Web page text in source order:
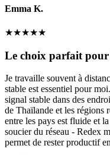
Emma K.
★★★★★
Le choix parfait pour
Je travaille souvent à
stable est essentiel pour
signal stable dans des
de Thaïlande et les régions
entre les pays est fluide et
soucier du réseau - Redex
permet de rester productif